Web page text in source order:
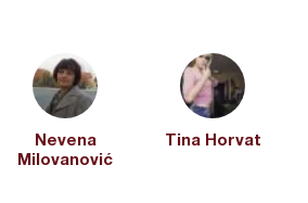
Nevena
Milovanović
Tina Horvat